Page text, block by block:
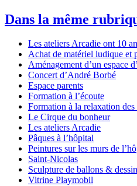
Dans la même
Les ateliers Arcadie ont 10
Achat de matériel ludique et
Aménagement d’un espace
Concert d’André Borbé
Espace parents
Formation à l’écoute
Formation à la relaxation des
Le Cirque du bonheur
Les ateliers Arcadie
Pâques à l’hôpital
Peintures sur les murs de
Saint-Nicolas
Sculpture de ballons &
Vitrine Playmobil